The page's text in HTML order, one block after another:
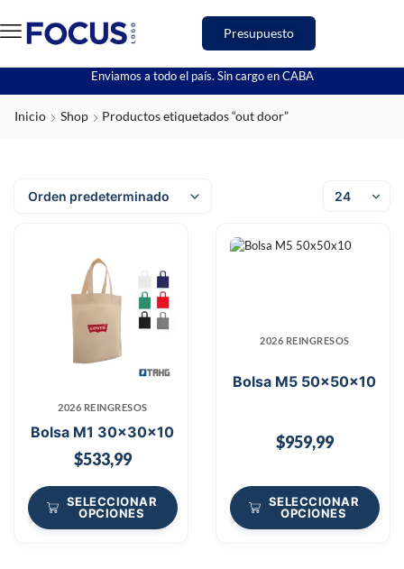
Presupuesto
Enviamos a todo el país. Sin cargo en CABA
Inicio Shop Productos etiquetados “out door”
2026 REINGRESOS
Bolsa M1 30x30x10
$533,99
SELECCIONAR
OPCIONES
2026 REINGRESOS
Bolsa M5 50x50x10
$959,99
SELECCIONAR
OPCIONES